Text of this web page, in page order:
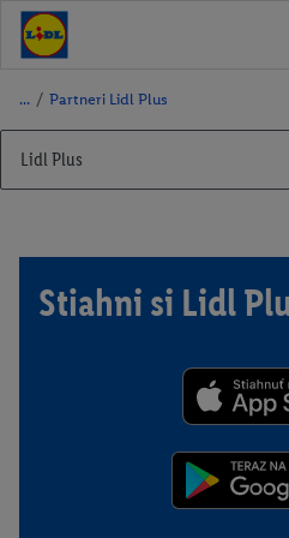
/ Partneri Lidl Plus
Lidl Plus
Smarty
Stiahni si Lidl